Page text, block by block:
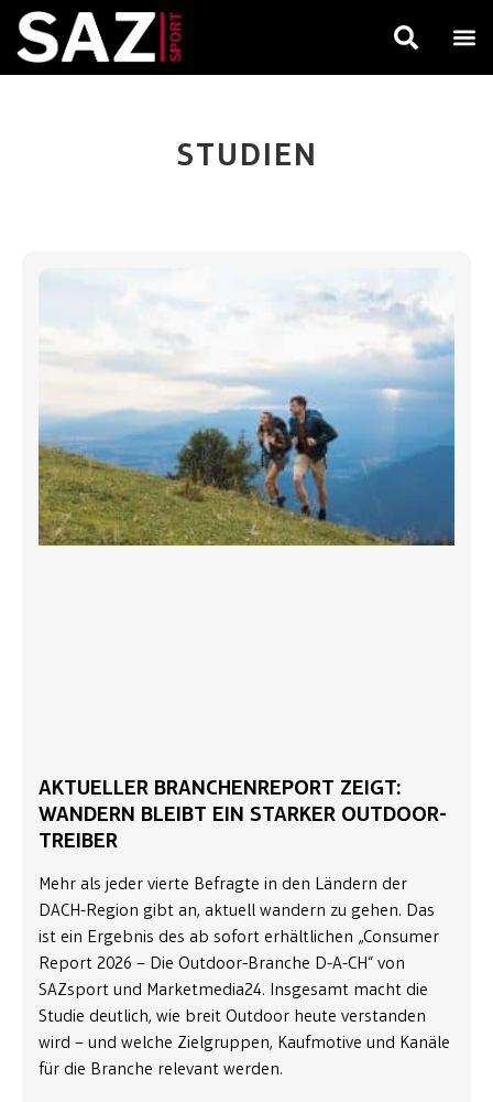
STUDIEN
AKTUELLER BRANCHENREPORT ZEIGT:
WANDERN BLEIBT EIN STARKER OUTDOOR-
TREIBER
Mehr als jeder vierte Befragte in den Ländern der
DACH-Region gibt an, aktuell wandern zu gehen. Das
ist ein Ergebnis des ab sofort erhältlichen „Consumer
Report 2026 – Die Outdoor-Branche D-A-CH“ von
SAZsport und Marketmedia24. Insgesamt macht die
Studie deutlich, wie breit Outdoor heute verstanden
wird – und welche Zielgruppen, Kaufmotive und Kanäle
für die Branche relevant werden.